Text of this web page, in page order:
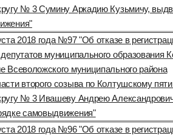
№ 3 Сумину Аркадию Кузьмичу,
2018 года №97 "Об отказе в
муниципального образования
Всеволожского муниципального района
второго созыва по Колтушскому
№ 3 Ивашеву Андрею
самовыдвижения"
2018 года №96 "Об отказе в